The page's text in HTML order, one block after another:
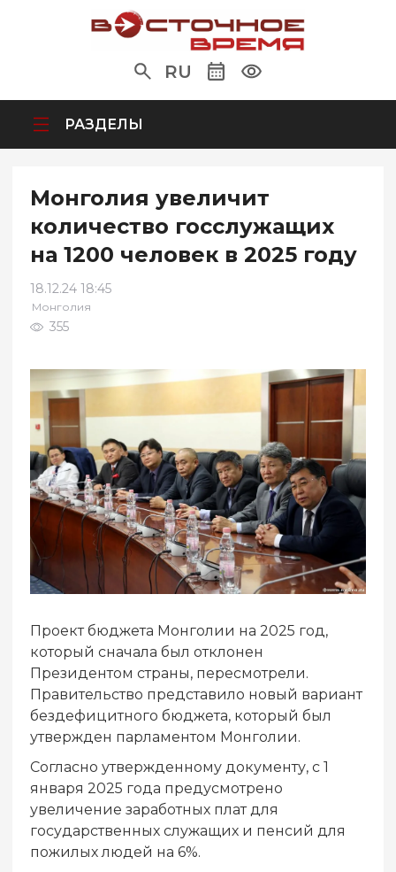
RU
РАЗДЕЛЫ
Монголия увеличит
количество госслужащих
на 1200 человек в 2025 году
18.12.24 18:45
Монголия
355
Проект бюджета Монголии на 2025 год,
который сначала был отклонен
Президентом страны, пересмотрели.
Правительство представило новый вариант
бездефицитного бюджета, который был
утвержден парламентом Монголии.
Согласно утвержденному документу, с 1
января 2025 года предусмотрено
увеличение заработных плат для
государственных служащих и пенсий для
пожилых людей на 6%.